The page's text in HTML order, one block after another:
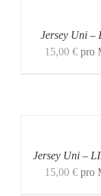
Jersey Uni –
15,00 € pro
Jersey Uni –
15,00 € pro